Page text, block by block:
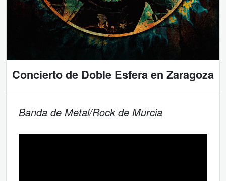
Concierto de Doble Esfera en Zaragoza
Banda de Metal/Rock de Murcia